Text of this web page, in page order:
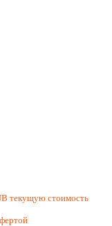
текущую стоимость